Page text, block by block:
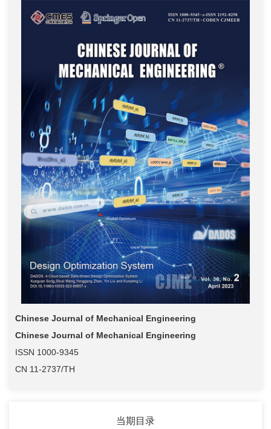
Chinese Journal of Mechanical Engineering
Chinese Journal of Mechanical Engineering
ISSN 1000-9345
CN 11-2737/TH
当期目录